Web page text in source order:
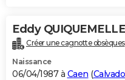
Eddy QUIQUEMELLE
Créer une cagnotte obsèques
Naissance
06/04/1987 à Caen (